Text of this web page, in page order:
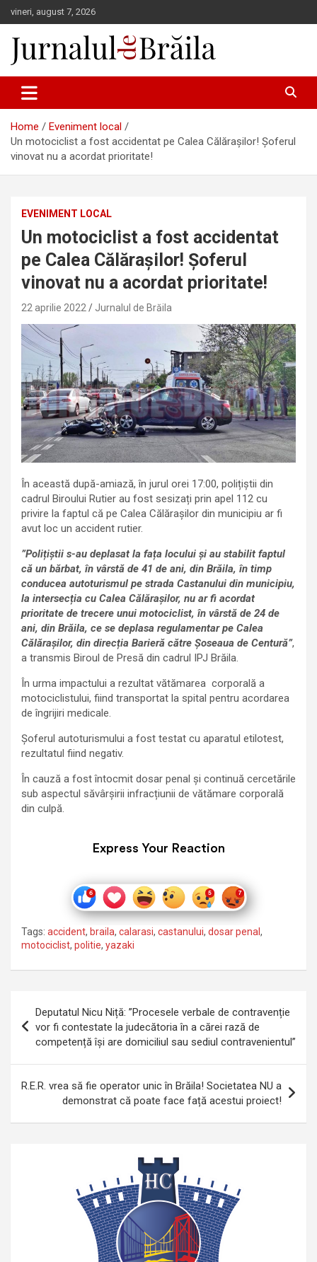
Skip
to
content
vineri, august 7, 2026
Jurnalul de Brăila
Home
Eveniment local
Un motociclist a fost accidentat pe Calea Călărașilor! Șoferul
vinovat nu a acordat prioritate!
EVENIMENT LOCAL
Un motociclist a fost accidentat
pe Calea Călărașilor! Șoferul
vinovat nu a acordat prioritate!
22 aprilie 2022 Jurnalul de Brăila
În această după-amiază, în jurul orei 17:00, polițiștii din
cadrul Biroului Rutier au fost sesizați prin apel 112 cu
privire la faptul că pe Calea Călărașilor din municipiu ar fi
avut loc un accident rutier.
”Polițiștii s-au deplasat la fața locului și au stabilit faptul
că un bărbat, în vârstă de 41 de ani, din Brăila, în timp
conducea autoturismul pe strada Castanului din municipiu,
la intersecția cu Calea Călărașilor, nu ar fi acordat
prioritate de trecere unui motociclist, în vârstă de 24 de
ani, din Brăila, ce se deplasa regulamentar pe Calea
Călărașilor, din direcția Barieră către Șoseaua de Centură”,
a transmis Biroul de Presă din cadrul IPJ Brăila.
În urma impactului a rezultat vătămarea corporală a
motociclistului, fiind transportat la spital pentru acordarea
de îngrijiri medicale.
Șoferul autoturismului a fost testat cu aparatul etilotest,
rezultatul fiind negativ.
În cauză a fost întocmit dosar penal și continuă cercetările
sub aspectul săvârșirii infracțiunii de vătămare corporală
din culpă.
Express Your Reaction
Tags: accident, braila, calarasi, castanului, dosar penal,
motociclist, politie, yazaki
în
articole
Deputatul Nicu Niță: ”Procesele verbale de contravenție
vor fi contestate la judecătoria în a cărei rază de
competență își are domiciliul sau sediul contravenientul”
R.E.R. vrea să fie operator unic în Brăila! Societatea NU a
demonstrat că poate face față acestui proiect!